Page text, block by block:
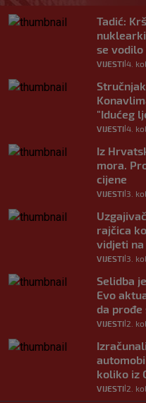
Tadić:
se
VIJESTI 4. kol.
"Idućeg
VIJESTI 4. kol.
Iz
mora.
cijene
VIJESTI 3. kol.
rajčica
vidjeti
VIJESTI 3. kol.
Selidba
Evo
da
VIJESTI 2. kol.
koliko iz
VIJESTI 2. kol.